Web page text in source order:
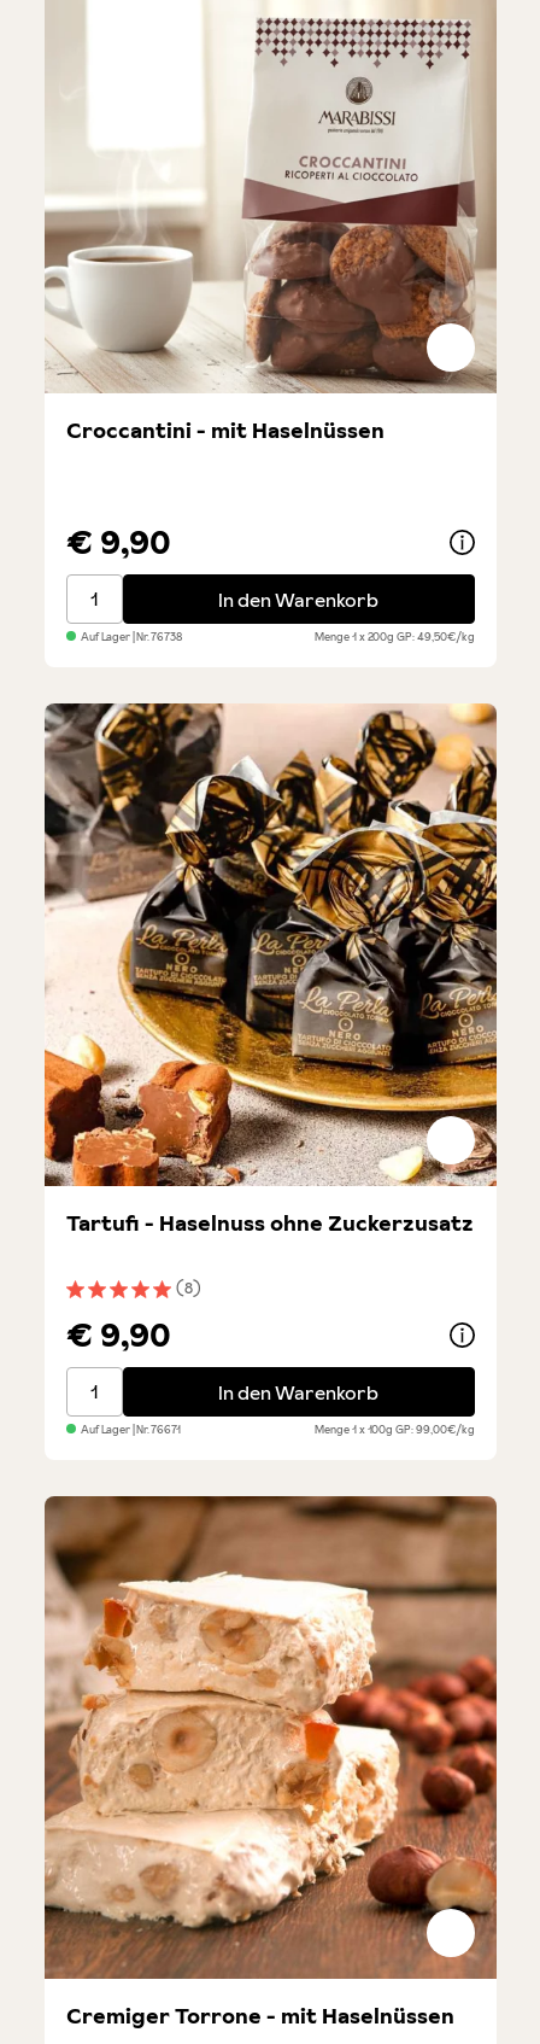
Croccantini - mit Haselnüssen
€ 9,90
Croccantini - mit Haselnüssen
In den Warenkorb
Auf Lager| Nr.76738 Menge1 x 200gGP: 49,50€/kg
Durchschnittliche Bewertung von 5 von 5 Sternen
(8)
Tartufi - Haselnuss ohne Zuckerzusatz
€ 9,90
Tartufi - Haselnuss ohne Zuckerzusatz
In den Warenkorb
Auf Lager| Nr.76671 Menge1 x 100gGP: 99,00€/kg
Cremiger Torrone - mit Haselnüssen